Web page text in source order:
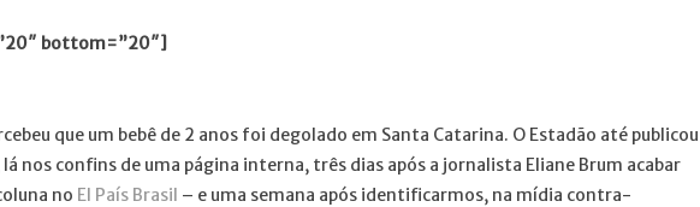
bottom=”20″]
que um bebê de 2 anos foi degolado em Santa Catarina. O Estadão até publicou
lá nos confins de uma página interna, três dias após a jornalista Eliane Brum acabar
no El País Brasil – e uma semana após identificarmos, na mídia contra-